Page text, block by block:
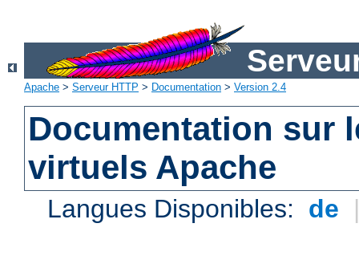
Apache > Serveur HTTP > Documentation > Version 2.4
Documentation sur
virtuels Apache
Langues Disponibles: de